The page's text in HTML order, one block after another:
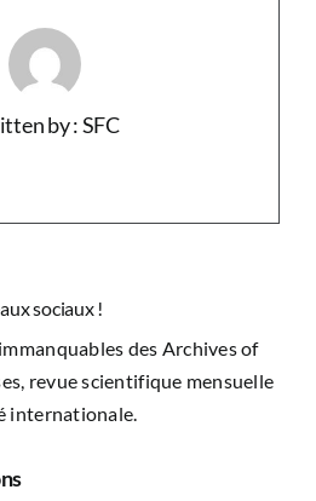
sociaux !
des Archives of
revue scientifique mensuelle
internationale.
by : SFC